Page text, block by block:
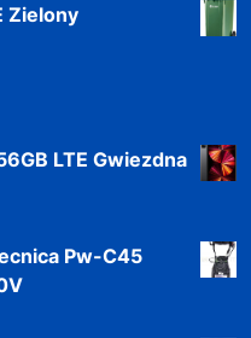
Zielony
LTE Gwiezdna
Pw-C45